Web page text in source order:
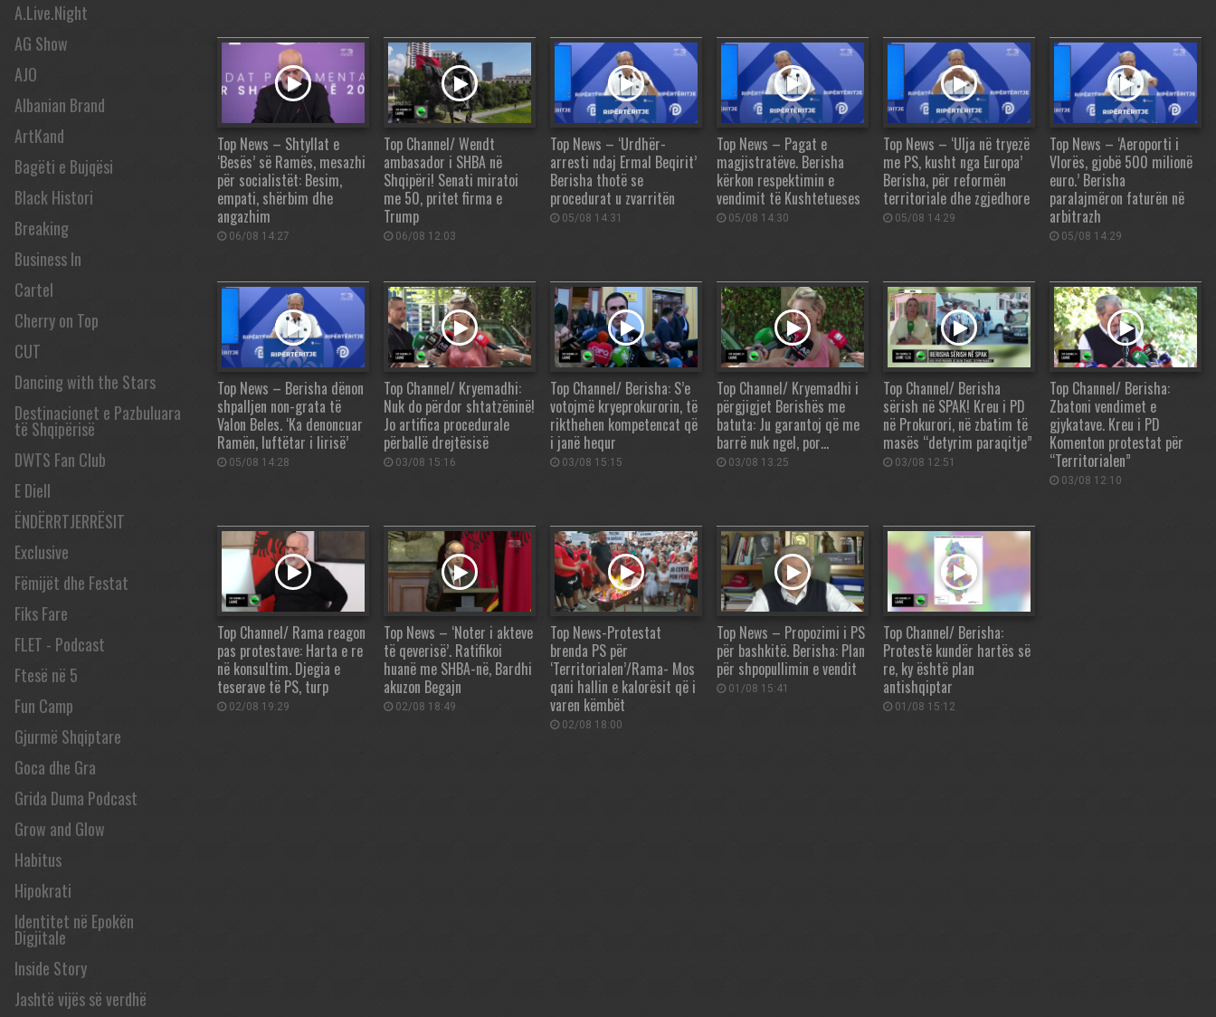
A.Live.Night
AG Show
AJO
Albanian Brand
ArtKand
Bagëti e Bujqësi
Black Histori
Breaking
Business In
Cartel
Cherry on Top
CUT
Dancing with the Stars
Destinacionet e Pazbuluara
të Shqipërisë
DWTS Fan Club
E Diell
ËNDËRRTJERRËSIT
Exclusive
Fëmijët dhe Festat
Fiks Fare
FLET - Podcast
Ftesë në 5
Fun Camp
Gjurmë Shqiptare
Goca dhe Gra
Grida Duma Podcast
Grow and Glow
Habitus
Hipokrati
Identitet në Epokën
Digjitale
Inside Story
Jashtë vijës së verdhë
Top News – Shtyllat e
‘Besës’ së Ramës, mesazhi
për socialistët: Besim,
empati, shërbim dhe
angazhim
06/08 14:27
Top Channel/ Wendt
ambasador i SHBA në
Shqipëri! Senati miratoi
me 50, pritet firma e
Trump
06/08 12:03
Top News – ‘Urdhër-
arresti ndaj Ermal Beqirit’
Berisha thotë se
procedurat u zvarritën
05/08 14:31
Top News – Pagat e
magjistratëve. Berisha
kërkon respektimin e
vendimit të Kushtetueses
05/08 14:30
Top News – ‘Ulja në tryezë
me PS, kusht nga Europa’
Berisha, për reformën
territoriale dhe zgjedhore
05/08 14:29
Top News – ‘Aeroporti i
Vlorës, gjobë 500 milionë
euro.’ Berisha
paralajmëron faturën në
arbitrazh
05/08 14:29
Top News – Berisha dënon
shpalljen non-grata të
Valon Beles. ‘Ka denoncuar
Ramën, luftëtar i lirisë’
05/08 14:28
Top Channel/ Kryemadhi:
Nuk do përdor shtatzëninë!
Jo artifica procedurale
përballë drejtësisë
03/08 15:16
Top Channel/ Berisha: S’e
votojmë kryeprokurorin, të
rikthehen kompetencat që
i janë hequr
03/08 15:15
Top Channel/ Kryemadhi i
përgjigjet Berishës me
batuta: Ju garantoj që me
barrë nuk ngel, por…
03/08 13:25
Top Channel/ Berisha
sërish në SPAK! Kreu i PD
në Prokurori, në zbatim të
masës “detyrim paraqitje”
03/08 12:51
Top Channel/ Berisha:
Zbatoni vendimet e
gjykatave. Kreu i PD
Komenton protestat për
“Territorialen”
03/08 12:10
Top Channel/ Rama reagon
pas protestave: Harta e re
në konsultim. Djegia e
teserave të PS, turp
02/08 19:29
Top News – ‘Noter i akteve
të qeverisë’. Ratifikoi
huanë me SHBA-në, Bardhi
akuzon Begajn
02/08 18:49
Top News-Protestat
brenda PS për
‘Territorialen’/Rama- Mos
qani hallin e kalorësit që i
varen këmbët
02/08 18:00
Top News – Propozimi i PS
për bashkitë. Berisha: Plan
për shpopullimin e vendit
01/08 15:41
Top Channel/ Berisha:
Protestë kundër hartës së
re, ky është plan
antishqiptar
01/08 15:12